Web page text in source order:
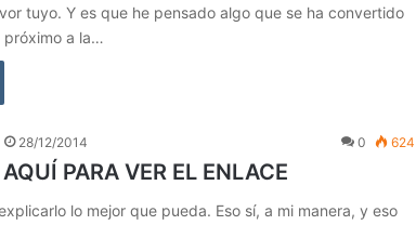
tuyo. Y es que he pensado algo que se ha convertido
próximo a la…
28/12/2014 0 624
PARA VER EL ENLACE
lo mejor que pueda. Eso sí, a mi manera, y eso